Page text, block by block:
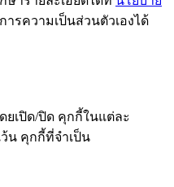
ารความเป็นส่วนตัวเองได้
เปิด/ปิด คุกกี้ในแต่ละ
น คุกกี้ที่จำเป็น